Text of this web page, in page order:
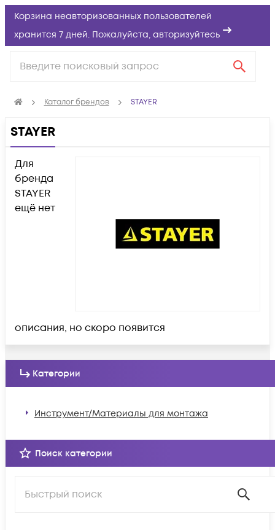
Корзина неавторизованных пользователей
хранится 7 дней. Пожалуйста, авторизуйтесь
Каталог брендов STAYER
STAYER
Для
бренда
STAYER
ещё нет
описания, но скоро появится
Категории
Инструмент/Материалы для монтажа
Поиск категории